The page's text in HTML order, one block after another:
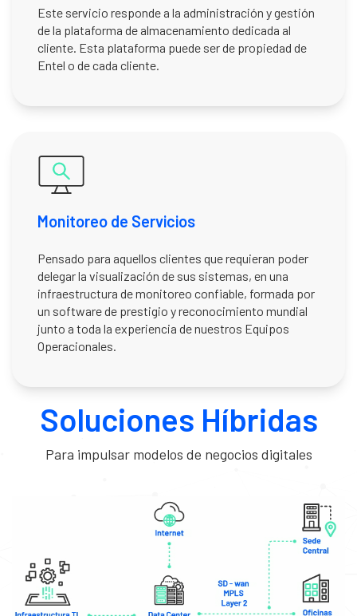
Este servicio responde a la administración y gestión
de la plataforma de almacenamiento dedicada al
cliente. Esta plataforma puede ser de propiedad de
Entel o de cada cliente.
Monitoreo de Servicios
Pensado para aquellos clientes que requieran poder
delegar la visualización de sus sistemas, en una
infraestructura de monitoreo confiable, formada por
un software de prestigio y reconocimiento mundial
junto a toda la experiencia de nuestros Equipos
Operacionales.
Soluciones Híbridas
Para impulsar modelos de negocios digitales